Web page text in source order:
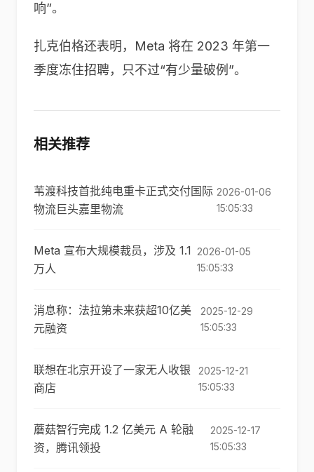
响”。
扎克伯格还表明，Meta 将在 2023 年第一
季度冻住招聘，只不过“有少量破例”。
相关推荐
苇渡科技首批纯电重卡正式交付国际
物流巨头嘉里物流
2026-01-06
15:05:33
Meta 宣布大规模裁员，涉及 1.1
万人
2026-01-05
15:05:33
消息称：法拉第未来获超10亿美
元融资
2025-12-29
15:05:33
联想在北京开设了一家无人收银
商店
2025-12-21
15:05:33
蘑菇智行完成 1.2 亿美元 A 轮融
资，腾讯领投
2025-12-17
15:05:33